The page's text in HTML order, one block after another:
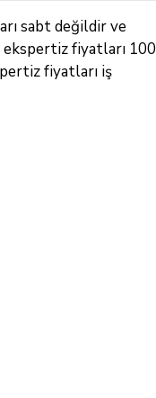
sabt değildir ve
fiyatları 100
fiyatları iş